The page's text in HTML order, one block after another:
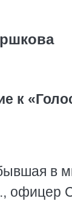
к
в
офицер